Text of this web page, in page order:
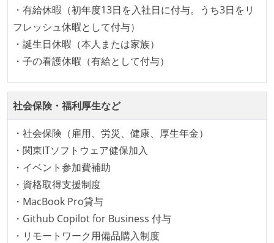
メンバーの多様性
外国籍の開発メンバーがいる
待遇・福利厚生
入社時には、各自希望のスペックの PC やディスプレ
イが支給される
ストックオプションまたは自社株購入支援制度がある
職業安定法に対応する記載事項
受動喫煙防止措置：屋内禁煙
・有給休暇（初年度13日を入社日に付与。うち3日をリ
フレッシュ休暇として付与）
・誕生日休暇（本人または家族）
・子の看護休暇（有給として付与）
社会保険・福利厚生など
・社会保険（雇用、労災、健康、厚生年金）
・関東ITソフトウェア健保加入
・イベント参加費補助
・資格取得支援制度
・MacBook Pro貸与
・Github Copilot for Business 付与
・リモートワーク用備品購入制度